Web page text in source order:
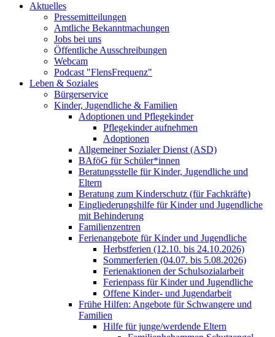
Aktuelles
Pressemitteilungen
Amtliche Bekanntmachungen
Jobs bei uns
Öffentliche Ausschreibungen
Webcam
Podcast "FlensFrequenz"
Leben & Soziales
Bürgerservice
Kinder, Jugendliche & Familien
Adoptionen und Pflegekinder
Pflegekinder aufnehmen
Adoptionen
Allgemeiner Sozialer Dienst (ASD)
BAföG für Schüler*innen
Beratungsstelle für Kinder, Jugendliche und
Eltern
Beratung zum Kinderschutz (für Fachkräfte)
Eingliederungshilfe für Kinder und Jugendliche
mit Behinderung
Familienzentren
Ferienangebote für Kinder und Jugendliche
Herbstferien (12.10. bis 24.10.2026)
Sommerferien (04.07. bis 5.08.2026)
Ferienaktionen der Schulsozialarbeit
Ferienpass für Kinder und Jugendliche
Offene Kinder- und Jugendarbeit
Frühe Hilfen: Angebote für Schwangere und
Familien
Hilfe für junge/werdende Eltern